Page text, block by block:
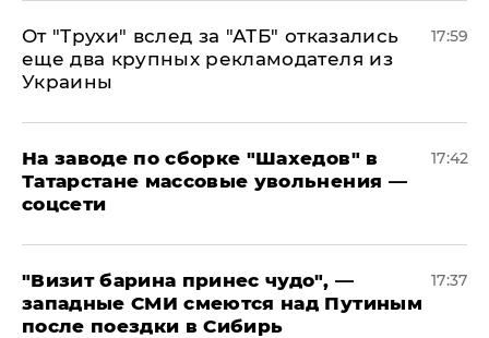
От "Трухи" вслед за "АТБ" отказались
еще два крупных рекламодателя из
Украины
17:59
На заводе по сборке "Шахедов" в
Татарстане массовые увольнения —
соцсети
17:42
"Визит барина принес чудо", —
западные СМИ смеются над Путиным
после поездки в Сибирь
17:37